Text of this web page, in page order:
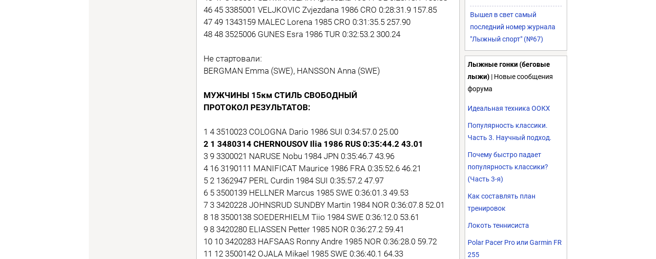
46 45 3385001 VELJKOVIC Zvjezdana 1986 CRO 0:28:31.9 157.85
47 49 1343159 MALEC Lorena 1985 CRO 0:31:35.5 257.90
48 48 3525006 GUNES Esra 1986 TUR 0:32:53.2 300.24
Не стартовали:
BERGMAN Emma (SWE), HANSSON Anna (SWE)
МУЖЧИНЫ 15км СТИЛЬ СВОБОДНЫЙ
ПРОТОКОЛ РЕЗУЛЬТАТОВ:
1 4 3510023 COLOGNA Dario 1986 SUI 0:34:57.0 25.00
2 1 3480314 CHERNOUSOV Ilia 1986 RUS 0:35:44.2 43.01
3 9 3300021 NARUSE Nobu 1984 JPN 0:35:46.7 43.96
4 16 3190111 MANIFICAT Maurice 1986 FRA 0:35:52.6 46.21
5 2 1362947 PERL Curdin 1984 SUI 0:35:57.2 47.97
6 5 3500139 HELLNER Marcus 1985 SWE 0:36:01.3 49.53
7 3 3420228 JOHNSRUD SUNDBY Martin 1984 NOR 0:36:07.8 52.01
8 18 3500138 SOEDERHIELM Tiio 1984 SWE 0:36:12.0 53.61
9 8 3420280 ELIASSEN Petter 1985 NOR 0:36:27.2 59.41
10 10 3420283 HAFSAAS Ronny Andre 1985 NOR 0:36:28.0 59.72
11 12 3500142 OJALA Mikael 1985 SWE 0:36:40.1 64.33
Вышел в свет самый
последний номер журнала
"Лыжный спорт" (№67)
Лыжные гонки (беговые
лыжи) | Новые сообщения
форума
Идеальная техника ООКХ
Популярность классики.
Часть 3. Научный подход.
Почему быстро падает
популярность классики?
(Часть 3-я)
Как составлять план
тренировок
Локоть теннисиста
Polar Pacer Pro или Garmin FR
255